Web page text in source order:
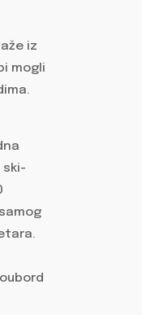
iz
mogli
ski-